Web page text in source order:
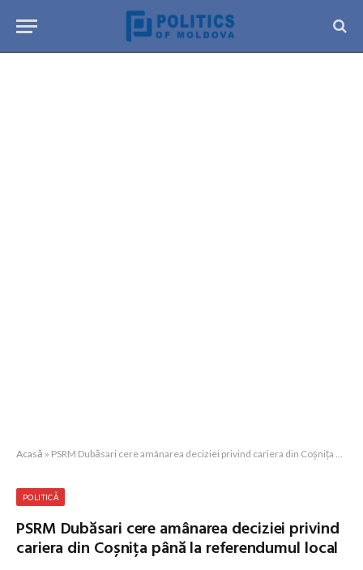
Acasă » PSRM Dubăsari cere amânarea deciziei privind cariera din Coșnița până la referendumul local
POLITICĂ
PSRM Dubăsari cere amânarea deciziei privind
cariera din Coșnița până la referendumul local